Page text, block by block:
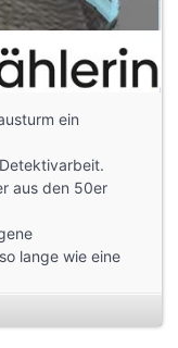
ein
aus den 50er
lange wie eine